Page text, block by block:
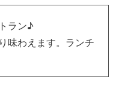
ラン♪
味わえます。ランチ